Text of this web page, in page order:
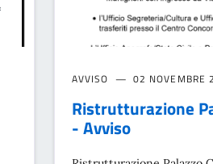
AVVISO 02 NOVEMBRE
Ristrutturazione
- Avviso